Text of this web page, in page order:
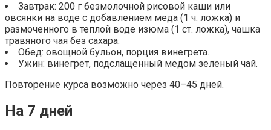
Завтрак: 200 г безмолочной рисовой каши или
овсянки на воде с добавлением меда (1 ч. ложка) и
размоченного в теплой воде изюма (1 ст. ложка), чашка
травяного чая без сахара.
Обед: овощной бульон, порция винегрета.
Ужин: винегрет, подслащенный медом зеленый чай.
Повторение курса возможно через 40–45 дней.
На 7 дней